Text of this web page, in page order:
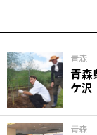
青森
青森
ケ沢
青森